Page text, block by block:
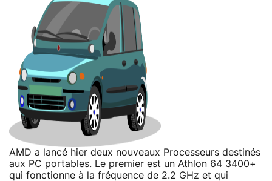
AMD a lancé hier deux nouveaux Processeurs destinés
aux PC portables. Le premier est un Athlon 64 3400+
qui fonctionne à la fréquence de 2.2 GHz et qui